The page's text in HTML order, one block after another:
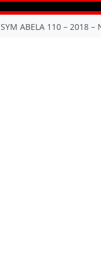
SYM ABELA 110 – 2018 –